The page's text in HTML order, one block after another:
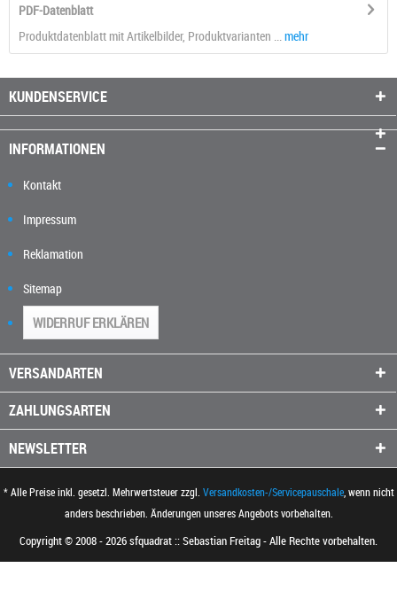
PDF-Datenblatt
Produktdatenblatt mit Artikelbilder, Produktvarianten ... mehr
KUNDENSERVICE
INFORMATIONEN
Kontakt
Impressum
Reklamation
Sitemap
WIDERRUF ERKLÄREN
VERSANDARTEN
ZAHLUNGSARTEN
NEWSLETTER
* Alle Preise inkl. gesetzl. Mehrwertsteuer zzgl. Versandkosten-/Servicepauschale, wenn nicht
anders beschrieben. Änderungen unseres Angebots vorbehalten.
Copyright © 2008 - 2026 sfquadrat :: Sebastian Freitag - Alle Rechte vorbehalten.